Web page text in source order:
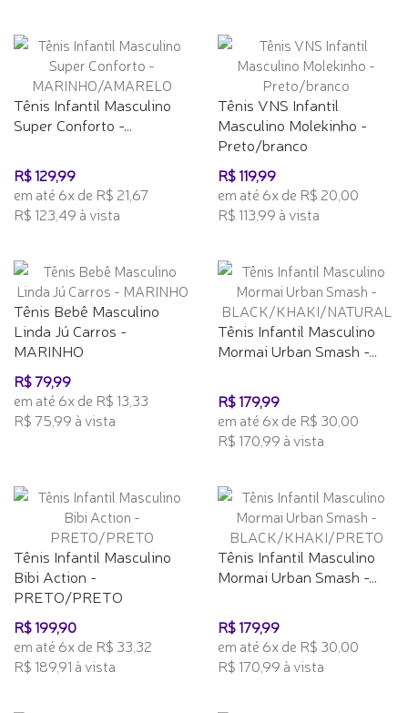
Tênis Infantil Masculino
Super Conforto -...
R$ 129,99
em até 6x de R$ 21,67
R$ 123,49 à vista
Tênis VNS Infantil
Masculino Molekinho -
Preto/branco
R$ 119,99
em até 6x de R$ 20,00
R$ 113,99 à vista
Tênis Bebê Masculino
Linda Jú Carros -
MARINHO
R$ 79,99
em até 6x de R$ 13,33
R$ 75,99 à vista
Tênis Infantil Masculino
Mormai Urban Smash -...
R$ 179,99
em até 6x de R$ 30,00
R$ 170,99 à vista
Tênis Infantil Masculino
Bibi Action -
PRETO/PRETO
R$ 199,90
em até 6x de R$ 33,32
R$ 189,91 à vista
Tênis Infantil Masculino
Mormai Urban Smash -...
R$ 179,99
em até 6x de R$ 30,00
R$ 170,99 à vista